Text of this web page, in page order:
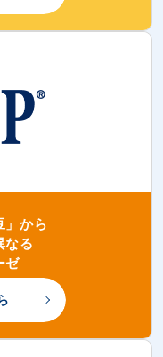
」から
なる
ゼ